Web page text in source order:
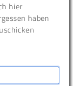
hier
haben